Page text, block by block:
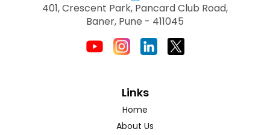
401, Crescent Park, Pancard Club Road,
Baner, Pune - 411045
Links
Home
About Us